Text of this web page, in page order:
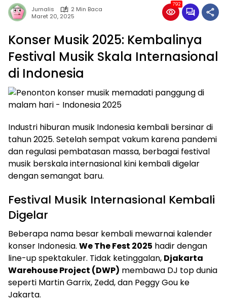
Jurnalis
2 Min Baca
Maret 20, 2025
792
Konser Musik 2025: Kembalinya
Festival Musik Skala Internasional
di Indonesia
Industri hiburan musik Indonesia kembali bersinar di
tahun 2025. Setelah sempat vakum karena pandemi
dan regulasi pembatasan massa, berbagai festival
musik berskala internasional kini kembali digelar
dengan semangat baru.
Festival Musik Internasional Kembali
Digelar
Beberapa nama besar kembali mewarnai kalender
konser Indonesia. We The Fest 2025 hadir dengan
line-up spektakuler. Tidak ketinggalan, Djakarta
Warehouse Project (DWP) membawa DJ top dunia
seperti Martin Garrix, Zedd, dan Peggy Gou ke
Jakarta.